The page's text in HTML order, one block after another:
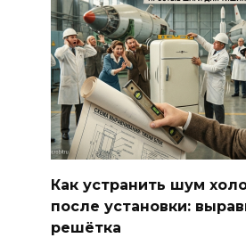
Как устранить шум
после установки:
решётка